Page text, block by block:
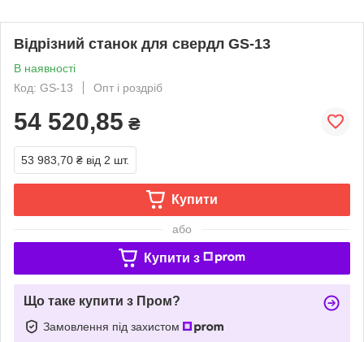
Відрізний станок для свердл GS-13
В наявності
Код: GS-13
Опт і роздріб
54 520,85 ₴
53 983,70 ₴ від 2 шт.
Купити
або
Купити з
Що таке купити з Пром?
Замовлення під захистом